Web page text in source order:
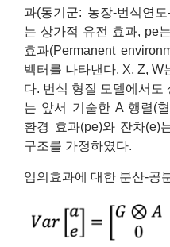
과(동기군: 농장-번식연
는 상가적 유전 효과, pe
효과(Permanent
벡터를 나타낸다. X, Z, W
다. 번식 형질 모델에서도
는 앞서 기술한 A 행렬(
환경 효과(pe)와 잔차(e)
구조를 가정하였다.
임의효과에 대한 분산-공